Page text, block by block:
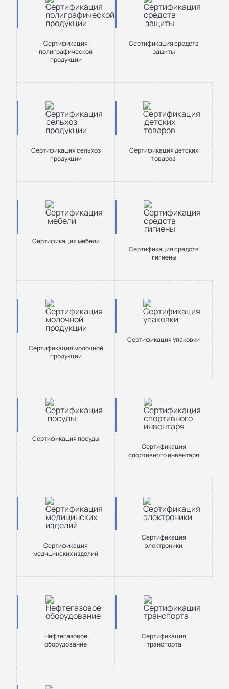
Сертификация
полиграфической
продукции
Сертификация средств
защиты
Сертификация сельхоз
продукции
Сертификация детских
товаров
Сертификация мебели
Сертификация средств
гигиены
Сертификация молочной
продукции
Сертификация упаковки
Сертификация посуды
Сертификация
спортивного инвентаря
Сертификация
медицинских изделий
Сертификация
электроники
Нефтегазовое
оборудование
Сертификация
транспорта